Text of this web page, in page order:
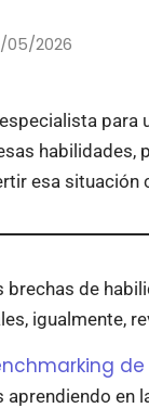
05/2026
para
habilidades,
esa
de
igualmente,
de
en